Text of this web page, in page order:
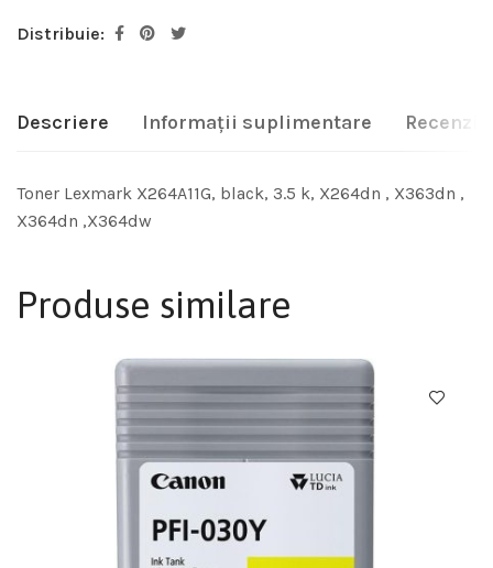
Distribuie:
Descriere Informații suplimentare Recenzii
Toner Lexmark X264A11G, black, 3.5 k, X264dn , X363dn ,
X364dn ,X364dw
Produse similare